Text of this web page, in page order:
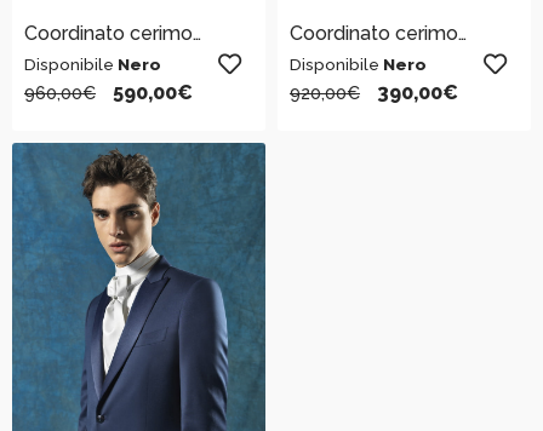
Coordinato cerimonia uomo
Disponibile Nero
960,00€ 590,00€
Coordinato cerimonia uomo
Disponibile Nero
920,00€ 390,00€